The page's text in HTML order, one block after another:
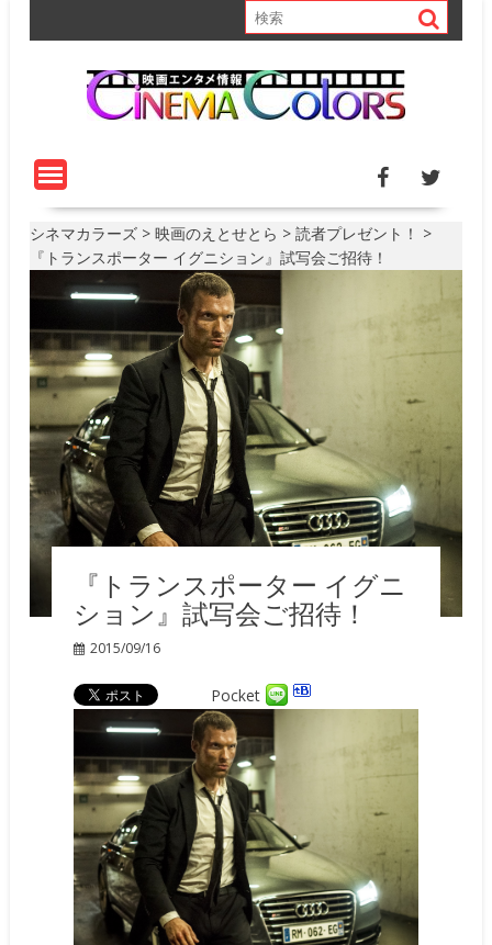
シネマカラーズ >映画のえとせとら >読者プレゼント！ >
『トランスポーター イグニション』試写会ご招待！
『トランスポーター イグニ
ション』試写会ご招待！
2015/09/16
Pocket